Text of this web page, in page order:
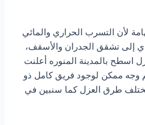
لأن التسرب الحراري والمائي
إلى تشقق الجدران والأسقف،
اسطح بالمدينة المنوره أعلنت
وجه ممكن لوجود فريق كامل ذو
طرق العزل كما سنبين في